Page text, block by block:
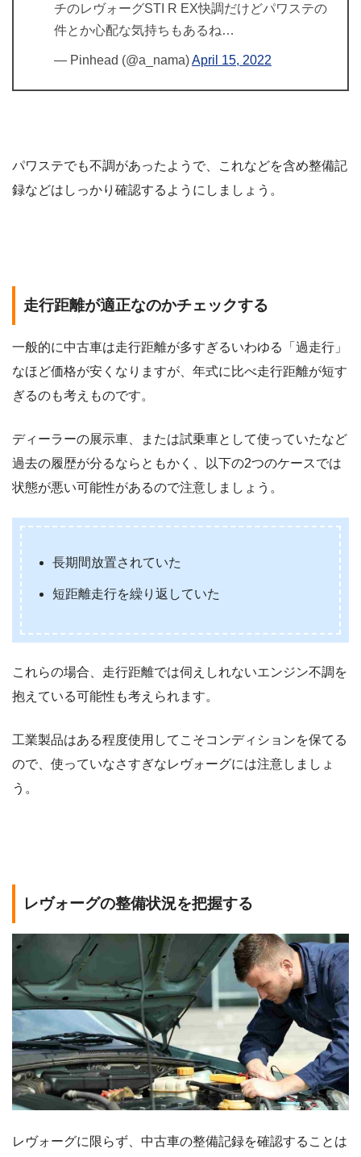
チのレヴォーグSTI R EX快調だけどパワステの
件とか心配な気持ちもあるね…
— Pinhead (@a_nama)April 15, 2022
パワステでも不調があったようで、これなどを含め整備記
録などはしっかり確認するようにしましょう。
走行距離が適正なのかチェックする
一般的に中古車は走行距離が多すぎるいわゆる「過走行」
なほど価格が安くなりますが、年式に比べ走行距離が短す
ぎるのも考えものです。
ディーラーの展示車、または試乗車として使っていたなど
過去の履歴が分るならともかく、以下の2つのケースでは
状態が悪い可能性があるので注意しましょう。
長期間放置されていた
短距離走行を繰り返していた
これらの場合、走行距離では伺えしれないエンジン不調を
抱えている可能性も考えられます。
工業製品はある程度使用してこそコンディションを保てる
ので、使っていなさすぎなレヴォーグには注意しましょ
う。
レヴォーグの整備状況を把握する
レヴォーグに限らず、中古車の整備記録を確認することは